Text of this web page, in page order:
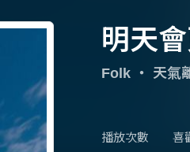
明天
Folk・ 天氣
播放次數 喜